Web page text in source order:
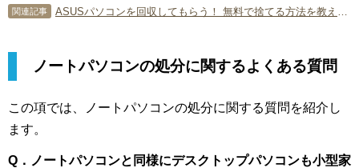
関連記事 ASUSパソコンを回収してもらう！ 無料で捨てる方法を教えます！
ノートパソコンの処分に関するよくある質問
この項では、ノートパソコンの処分に関する質問を紹介し
ます。
Q．ノートパソコンと同様にデスクトップパソコンも小型家